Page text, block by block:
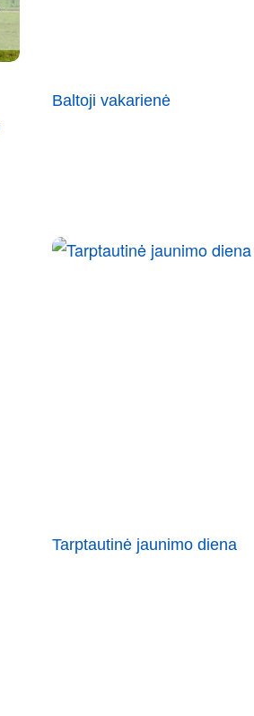
Baltoji vakarienė
Tarptautinė jaunimo diena